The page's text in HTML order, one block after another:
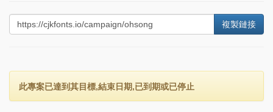
複製鏈接
此專案已達到其目標,結束日期,已到期或已停止